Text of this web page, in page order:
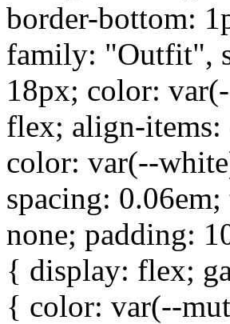
border-bottom:
family: "Outfit",
18px; color:
flex; align-
color: var(--
spacing:
none; padding:
{ display: flex;
{ color: var(--